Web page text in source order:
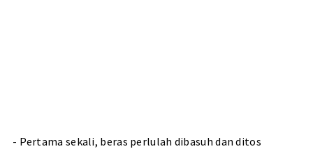
- Pertama sekali, beras perlulah dibasuh dan ditos